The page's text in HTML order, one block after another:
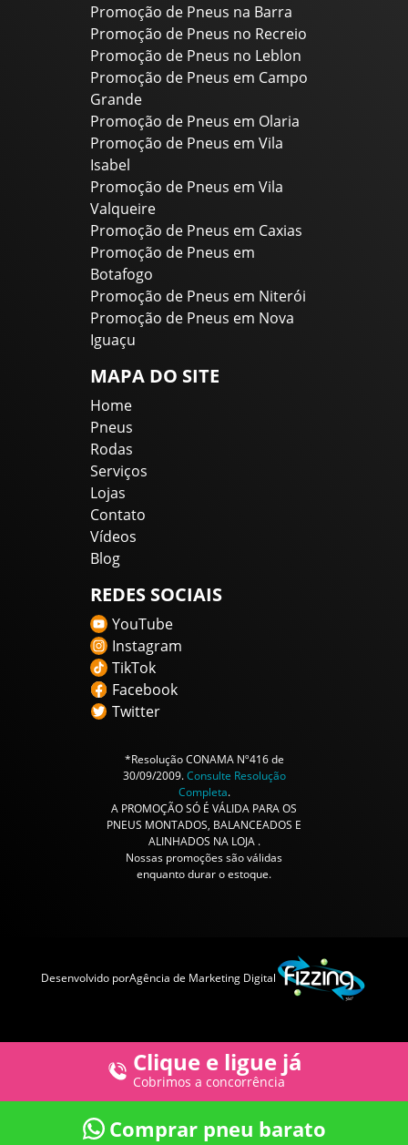
Clique e ligue já
Cobrimos a concorrência
Comprar pneu barato
Promoção de Pneus na Barra
Promoção de Pneus no Recreio
Promoção de Pneus no Leblon
Promoção de Pneus em Campo
Grande
Promoção de Pneus em Olaria
Promoção de Pneus em Vila
Isabel
Promoção de Pneus em Vila
Valqueire
Promoção de Pneus em Caxias
Promoção de Pneus em
Botafogo
Promoção de Pneus em Niterói
Promoção de Pneus em Nova
Iguaçu
MAPA DO SITE
Home
Pneus
Rodas
Serviços
Lojas
Contato
Vídeos
Blog
REDES SOCIAIS
YouTube
Instagram
TikTok
Facebook
Twitter
*Resolução CONAMA Nº416 de
30/09/2009.Consulte Resolução
Completa.
A PROMOÇÃO SÓ É VÁLIDA PARA OS
PNEUS MONTADOS, BALANCEADOS E
ALINHADOS NA LOJA .
Nossas promoções são válidas
enquanto durar o estoque.
Desenvolvido porAgência de Marketing Digital